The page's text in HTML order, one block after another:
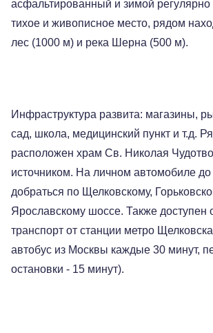
асфальтированный и зимой регулярно
тихое и живописное место, рядом
лес (1000 м) и река Шерна (500 м).
Инфраструктура развита: магазины,
сад, школа, медицинский пункт и т.д.
расположен храм Св. Николая
источником. На личном автомобиле
добраться по Щелковскому,
Ярославскому шоссе. Также доступен
транспорт от станции метро
автобус из Москвы каждые 30 минут,
остановки - 15 минут).